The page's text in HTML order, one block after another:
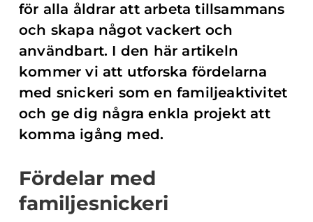
för alla åldrar att arbeta tillsammans
och skapa något vackert och
användbart. I den här artikeln
kommer vi att utforska fördelarna
med snickeri som en familjeaktivitet
och ge dig några enkla projekt att
komma igång med.
Fördelar med
familjesnickeri